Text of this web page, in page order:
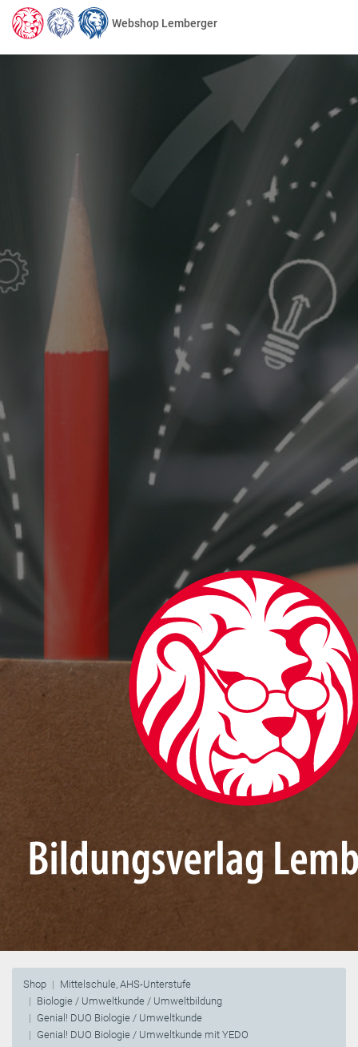
Webshop Lemberger
Shop
Mittelschule, AHS-Unterstufe
Biologie / Umweltkunde / Umweltbildung
Genial! DUO Biologie / Umweltkunde
Genial! DUO Biologie / Umweltkunde mit YEDO